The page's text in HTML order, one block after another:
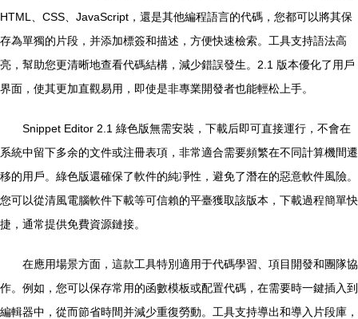
HTML、CSS、JavaScript，還是其他編程語言的代碼，您都可以將其保
存為單獨的片段，并添加標簽和描述，方便快速檢索。工具支持語法高
亮，幫助您更清晰地查看代碼結構，減少錯誤發生。2.1 版本優化了用戶
界面，使其更加直觀易用，即使是非專業開發者也能輕松上手。
Snippet Editor 2.1 綠色版無需安裝，下載后即可直接運行，不會在
系統中留下多余的文件或注冊表項，非常適合需要頻繁在不同計算機間遷
移的用戶。綠色版還確保了軟件的純凈性，避免了潛在的惡意軟件風險。
您可以從清風電腦軟件下載等可信賴的平臺獲取該版本，下載過程簡單快
捷，通常提供免費資源鏈接。
在應用場景方面，這款工具特別適用于代碼學習、項目開發和團隊協
作。例如，您可以保存常用的函數模板或配置代碼，在需要時一鍵插入到
編輯器中，從而節省時間并減少重復勞動。工具支持導出和導入片段庫，